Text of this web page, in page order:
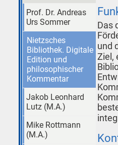
Das
und
Ziel,
Prof. Dr. Andreas
Urs Sommer
Nietzsches
Bibliothek. Digitale
Edition und
philosophischer
Kommentar
Jakob Leonhard
Lutz (M.A.)
Mike Rottmann
(M.A.)